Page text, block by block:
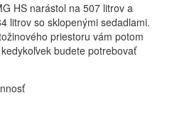
HS narástol na 507 litrov a
litrov so sklopenými sedadlami.
priestoru vám potom
budete potrebovať